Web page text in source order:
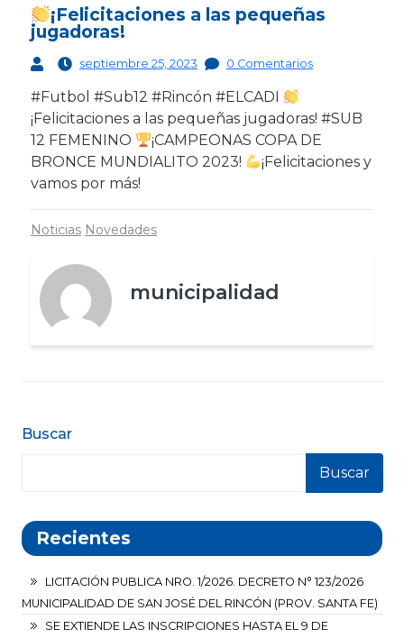
Buscar
Buscar
Recientes
LICITACIÓN PUBLICA NRO. 1/2026. DECRETO N° 123/2026
MUNICIPALIDAD DE SAN JOSÉ DEL RINCÓN (PROV. SANTA FE)
SE EXTIENDE LAS INSCRIPCIONES HASTA EL 9 DE
¡Felicitaciones a las pequeñas
jugadoras!
septiembre 25, 2023 0 Comentarios
#Futbol #Sub12 #Rincón #ELCADI
¡Felicitaciones a las pequeñas jugadoras! #SUB
12 FEMENINO
¡CAMPEONAS COPA DE
BRONCE MUNDIALITO 2023!
¡Felicitaciones y
vamos por más!
Noticias Novedades
municipalidad